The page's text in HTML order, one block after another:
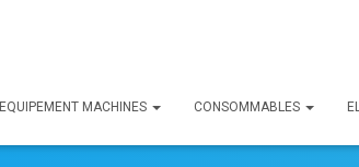
EQUIPEMENT MACHINES CONSOMMABLES